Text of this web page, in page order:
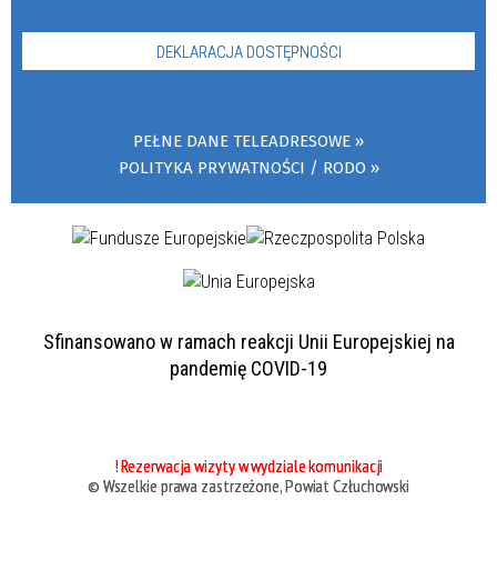
DEKLARACJA DOSTĘPNOŚCI
PEŁNE DANE TELEADRESOWE
POLITYKA PRYWATNOŚCI / RODO
Sfinansowano w ramach reakcji Unii Europejskiej na
pandemię COVID-19
! Rezerwacja wizyty w wydziale komunikacji
© Wszelkie prawa zastrzeżone, Powiat Człuchowski